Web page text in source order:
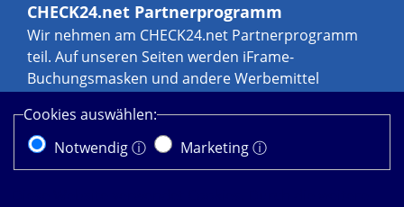
CHECK24.net Partnerprogramm
Wir nehmen am CHECK24.net Partnerprogramm
teil. Auf unseren Seiten werden iFrame-
Buchungsmasken und andere Werbemittel
zum Beispiel durch Leads und Sales, eine
Werbekostenerstattung erhalten können. Weitere
Informationen zur Datennutzung durch
Cookies auswählen:
Notwendig ⓘ
Marketing ⓘ